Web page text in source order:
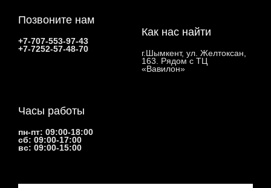
Позвоните нам
+7-707-553-97-43
+7-7252-57-48-70
Как нас найти
г.Шымкент, ул. Желтоксан,
163. Рядом с ТЦ
«Вавилон»
Часы работы
пн-пт: 09:00-18:00
сб: 09:00-17:00
вс: 09:00-15:00